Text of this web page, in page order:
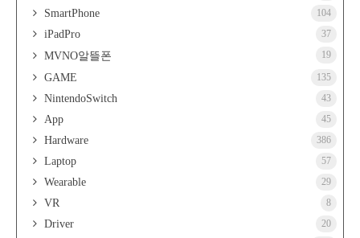
SmartPhone 104
iPadPro 37
MVNO알뜰폰 19
GAME 135
NintendoSwitch 43
App 45
Hardware 386
Laptop 57
Wearable 29
VR 8
Driver 20